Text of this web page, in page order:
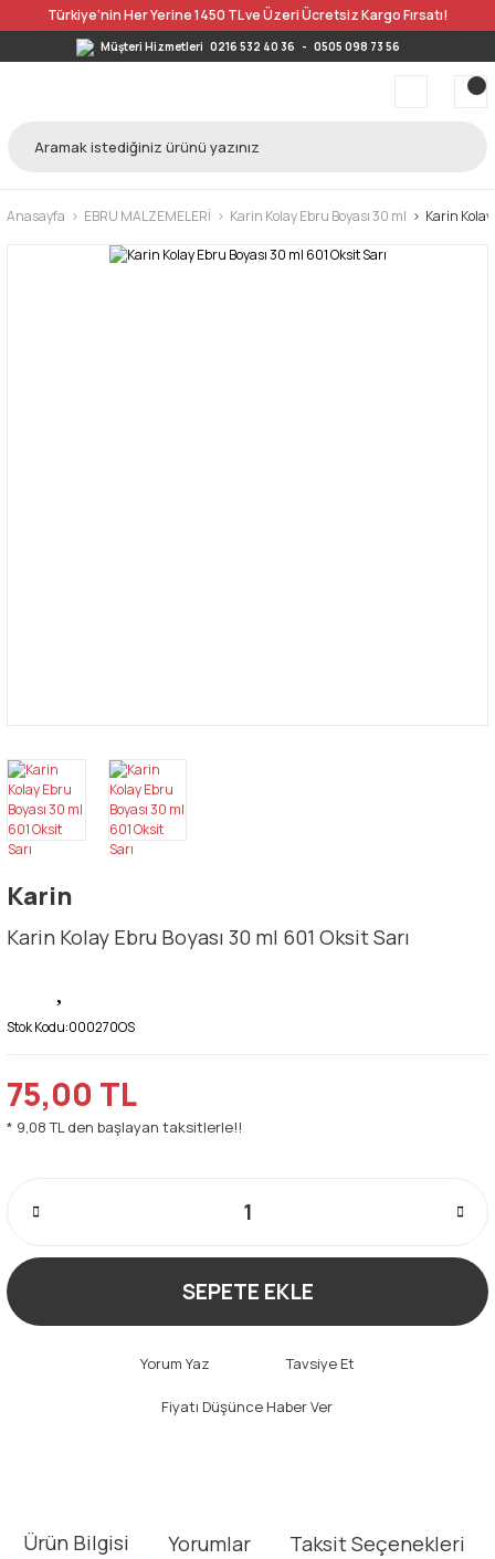
Türkiye’nin Her Yerine 1450 TL ve Üzeri Ücretsiz Kargo Fırsatı!
Müşteri Hizmetleri 0216 532 40 36 - 0505 098 73 56
Anasayfa EBRU MALZEMELERİ Karin Kolay Ebru Boyası 30 ml Karin Kolay
Karin
Karin Kolay Ebru Boyası 30 ml 601 Oksit Sarı
Stok Kodu:000270OS
75,00 TL
* 9,08 TL den başlayan taksitlerle!!
SEPETE EKLE
Yorum Yaz Tavsiye Et
Fiyatı Düşünce Haber Ver
Ürün Bilgisi Yorumlar Taksit Seçenekleri